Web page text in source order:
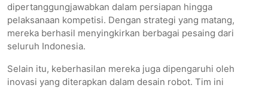
dipertanggungjawabkan dalam persiapan hingga
pelaksanaan kompetisi. Dengan strategi yang matang,
mereka berhasil menyingkirkan berbagai pesaing dari
seluruh Indonesia.
Selain itu, keberhasilan mereka juga dipengaruhi oleh
inovasi yang diterapkan dalam desain robot. Tim ini